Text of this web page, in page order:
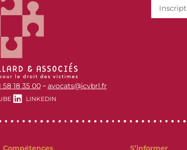
58 18 35 00–avocats@jcvbrl.fr
LINKEDIN
Compétences S’informer